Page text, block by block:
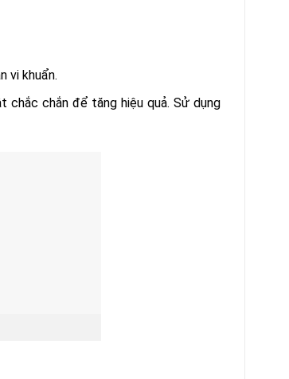
vi khuẩn.
chắn để tăng hiệu quả. Sử dụng